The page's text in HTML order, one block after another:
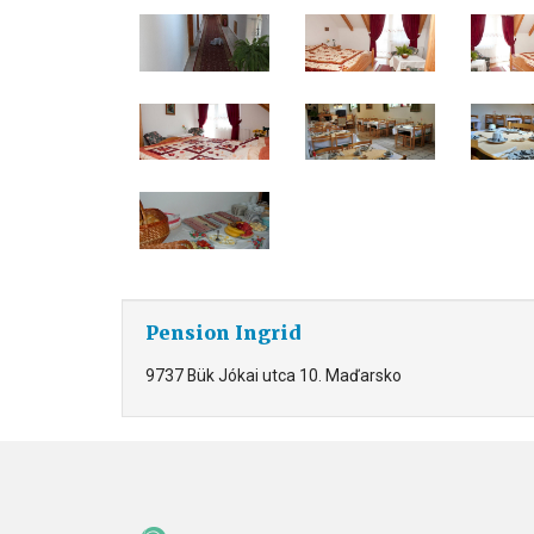
Pension Ingrid
9737 Bük Jókai utca 10. Maďarsko